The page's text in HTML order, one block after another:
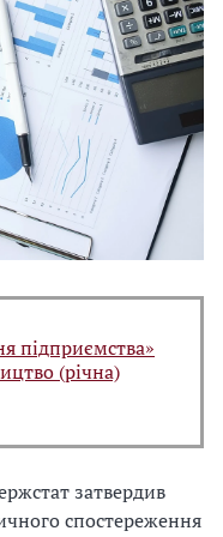
підприємства»
(річна)
затвердив
спостереження